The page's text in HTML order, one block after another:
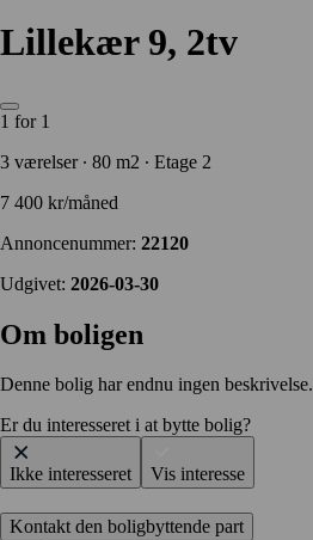
Lillekær 9, 2tv
1 for 1
3 værelser ∙ 80 m2 ∙ Etage 2
7 400 kr/måned
Annoncenummer: 22120
Udgivet: 2026-03-30
Om boligen
Denne bolig har endnu ingen beskrivelse.
Er du interesseret i at bytte bolig?
Ikke interesseret Vis interesse
Kontakt den boligbyttende part